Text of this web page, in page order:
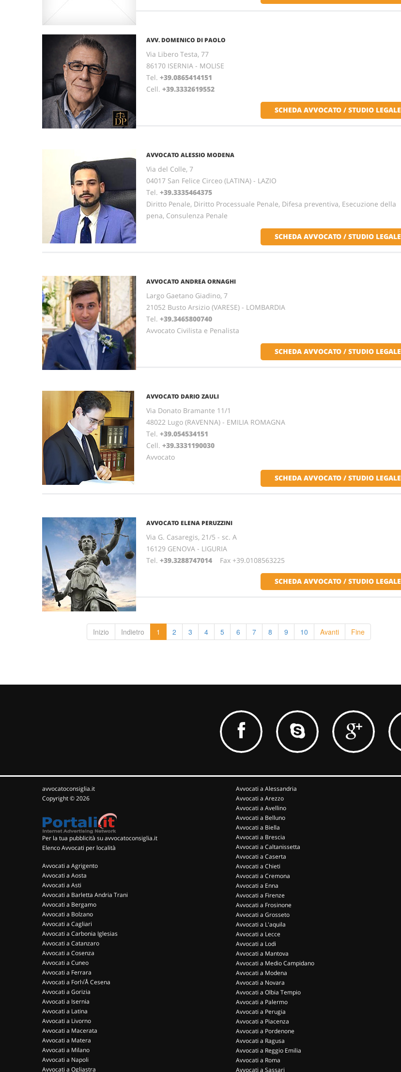
AVV. DOMENICO DI PAOLO
Via Libero Testa, 77
86170 ISERNIA - MOLISE
Tel. +39.0865414151
Cell. +39.3332619552
SCHEDA AVVOCATO / STUDIO LEGALE
AVVOCATO ALESSIO MODENA
Via del Colle, 7
04017 San Felice Circeo (LATINA) - LAZIO
Tel. +39.3335464375
Diritto Penale, Diritto Processuale Penale, Difesa preventiva, Esecuzione della
pena, Consulenza Penale
SCHEDA AVVOCATO / STUDIO LEGALE
AVVOCATO ANDREA ORNAGHI
Largo Gaetano Giadino, 7
21052 Busto Arsizio (VARESE) - LOMBARDIA
Tel. +39.3465800740
Avvocato Civilista e Penalista
SCHEDA AVVOCATO / STUDIO LEGALE
AVVOCATO DARIO ZAULI
Via Donato Bramante 11/1
48022 Lugo (RAVENNA) - EMILIA ROMAGNA
Tel. +39.054534151
Cell. +39.3331190030
Avvocato
SCHEDA AVVOCATO / STUDIO LEGALE
AVVOCATO ELENA PERUZZINI
Via G. Casaregis, 21/5 - sc. A
16129 GENOVA - LIGURIA
Tel. +39.3288747014 Fax +39.0108563225
SCHEDA AVVOCATO / STUDIO LEGALE
Inizio Indietro 1 2 3 4 5 6 7 8 9 10 Avanti Fine
avvocatoconsiglia.it
Copyright © 2026
Per la tua pubblicità su avvocatoconsiglia.it
Elenco Avvocati per località
Avvocati a Agrigento
Avvocati a Aosta
Avvocati a Asti
Avvocati a Barletta Andria Trani
Avvocati a Bergamo
Avvocati a Bolzano
Avvocati a Cagliari
Avvocati a Carbonia Iglesias
Avvocati a Catanzaro
Avvocati a Cosenza
Avvocati a Cuneo
Avvocati a Ferrara
Avvocati a Forl√Å Cesena
Avvocati a Gorizia
Avvocati a Isernia
Avvocati a Latina
Avvocati a Livorno
Avvocati a Macerata
Avvocati a Matera
Avvocati a Milano
Avvocati a Napoli
Avvocati a Ogliastra
Avvocati a Alessandria
Avvocati a Arezzo
Avvocati a Avellino
Avvocati a Belluno
Avvocati a Biella
Avvocati a Brescia
Avvocati a Caltanissetta
Avvocati a Caserta
Avvocati a Chieti
Avvocati a Cremona
Avvocati a Enna
Avvocati a Firenze
Avvocati a Frosinone
Avvocati a Grosseto
Avvocati a L'aquila
Avvocati a Lecce
Avvocati a Lodi
Avvocati a Mantova
Avvocati a Medio Campidano
Avvocati a Modena
Avvocati a Novara
Avvocati a Olbia Tempio
Avvocati a Palermo
Avvocati a Perugia
Avvocati a Piacenza
Avvocati a Pordenone
Avvocati a Ragusa
Avvocati a Reggio Emilia
Avvocati a Roma
Avvocati a Sassari